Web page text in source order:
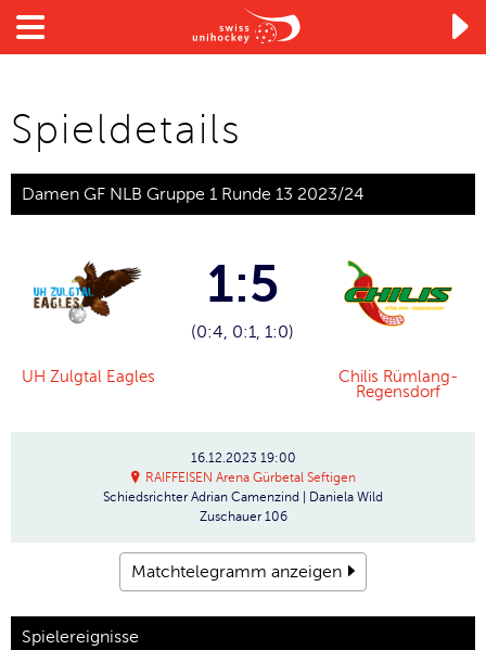

Spieldetails
Damen GF NLB Gruppe 1 Runde 13 2023/24
UH Zulgtal Eagles
1:5
(0:4, 0:1, 1:0)
Chilis Rümlang-
Regensdorf
16.12.2023 19:00
RAIFFEISEN Arena Gürbetal Seftigen
Schiedsrichter Adrian Camenzind | Daniela Wild
Zuschauer 106
Matchtelegramm anzeigen
Spielereignisse